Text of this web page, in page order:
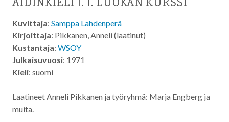
Kuvittaja: Samppa Lahdenperä
Kirjoittaja: Pikkanen, Anneli (laatinut)
Kustantaja: WSOY
Julkaisuvuosi: 1971
Kieli: suomi
Laatineet Anneli Pikkanen ja työryhmä: Marja Engberg ja
muita.